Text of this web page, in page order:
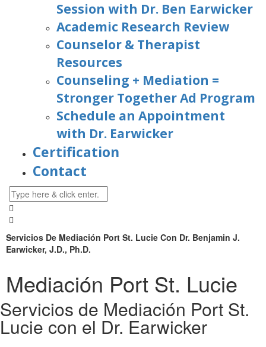
Session with Dr. Ben Earwicker
Academic Research Review
Counselor & Therapist
Resources
Counseling + Mediation =
Stronger Together Ad Program
Schedule an Appointment
with Dr. Earwicker
Certification
Contact
Servicios De Mediación Port St. Lucie Con Dr. Benjamin J.
Earwicker, J.D., Ph.D.
Mediación Port St. Lucie
Servicios de Mediación Port St.
Lucie con el Dr. Earwicker